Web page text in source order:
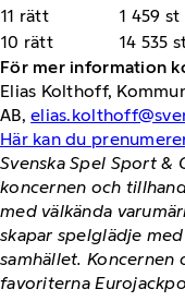
11 rätt
1 459 st
10 rätt
14 535
För mer information
Elias Kolthoff,
AB,
Här kan du
Svenska Spel Sport &
koncernen och
med välkända
skapar spelglädje
samhället. Koncernen
favoriterna